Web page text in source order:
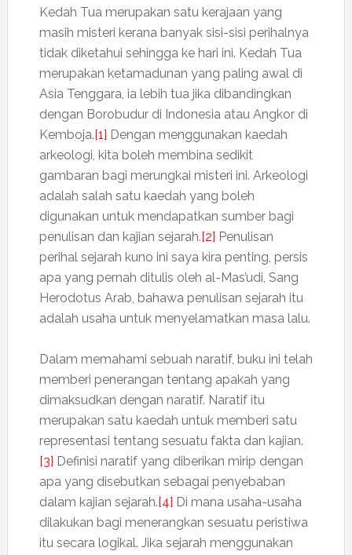
Kedah Tua merupakan satu kerajaan yang
masih misteri kerana banyak sisi-sisi perihalnya
tidak diketahui sehingga ke hari ini. Kedah Tua
merupakan ketamadunan yang paling awal di
Asia Tenggara, ia lebih tua jika dibandingkan
dengan Borobudur di Indonesia atau Angkor di
Kemboja.[1] Dengan menggunakan kaedah
arkeologi, kita boleh membina sedikit
gambaran bagi merungkai misteri ini. Arkeologi
adalah salah satu kaedah yang boleh
digunakan untuk mendapatkan sumber bagi
penulisan dan kajian sejarah.[2] Penulisan
perihal sejarah kuno ini saya kira penting, persis
apa yang pernah ditulis oleh al-Mas’udi, Sang
Herodotus Arab, bahawa penulisan sejarah itu
adalah usaha untuk menyelamatkan masa lalu.
Dalam memahami sebuah naratif, buku ini telah
memberi penerangan tentang apakah yang
dimaksudkan dengan naratif. Naratif itu
merupakan satu kaedah untuk memberi satu
representasi tentang sesuatu fakta dan kajian.
[3] Definisi naratif yang diberikan mirip dengan
apa yang disebutkan sebagai penyebaban
dalam kajian sejarah.[4] Di mana usaha-usaha
dilakukan bagi menerangkan sesuatu peristiwa
itu secara logikal. Jika sejarah menggunakan